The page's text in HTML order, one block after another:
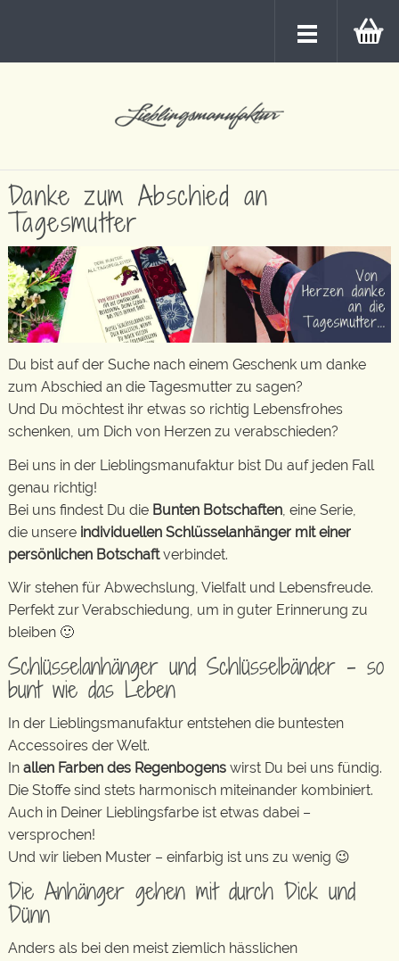
Danke zum Abschied an
Tagesmutter
Du bist auf der Suche nach einem Geschenk um danke
zum Abschied an die Tagesmutter zu sagen?
Und Du möchtest ihr etwas so richtig Lebensfrohes
schenken, um Dich von Herzen zu verabschieden?
Bei uns in der Lieblingsmanufaktur bist Du auf jeden Fall
genau richtig!
Bei uns findest Du die Bunten Botschaften , eine Serie,
die unsere individuellen Schlüsselanhänger mit einer
persönlichen Botschaftverbindet.
Wir stehen für Abwechslung, Vielfalt und Lebensfreude.
Perfekt zur Verabschiedung, um in guter Erinnerung zu
bleiben 🙂
Schlüsselanhänger und Schlüsselbänder – so
bunt wie das Leben
In der Lieblingsmanufaktur entstehen die buntesten
Accessoires der Welt.
In allen Farben des Regenbogens wirst Du bei uns fündig.
Die Stoffe sind stets harmonisch miteinander kombiniert.
Auch in Deiner Lieblingsfarbe ist etwas dabei –
versprochen!
Und wir lieben Muster – einfarbig ist uns zu wenig 😉
Die Anhänger gehen mit durch Dick und
Dünn
Anders als bei den meist ziemlich hässlichen